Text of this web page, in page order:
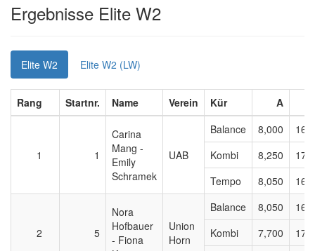
Ergebnisse Elite W2
Elite W2 Elite W2 (LW)
Rang Startnr. Name Verein Kür A
1 1
Carina
Mang -
Emily
Schramek
UAB
Balance 8,000
Kombi
8,250
Tempo
8,050
2 5
Nora
Hofbauer
- Fiona
Union
Horn
Balance 8,050
Kombi
7,700